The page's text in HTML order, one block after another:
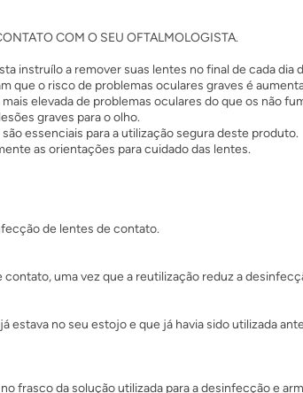
COM O SEU OFTALMOLOGISTA.
instruílo a remover suas lentes no final de cada
o risco de problemas oculares graves é
elevada de problemas oculares do que os não
graves para o olho.
essenciais para a utilização segura deste produto.
as orientações para cuidado das lentes.
de lentes de contato.
uma vez que a reutilização reduz a
estava no seu estojo e que já havia sido utilizada
frasco da solução utilizada para a desinfecção e